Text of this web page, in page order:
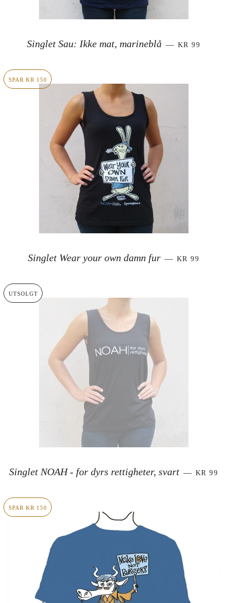
Singlet Sau: Ikke mat, marineblå — SALGSPRIS
KR 99
SPAR KR 150
Singlet Wear your own damn fur — SALGSPRIS
KR 99
UTSOLGT
Singlet NOAH - for dyrs rettigheter, svart — KR 99
SPAR KR 150